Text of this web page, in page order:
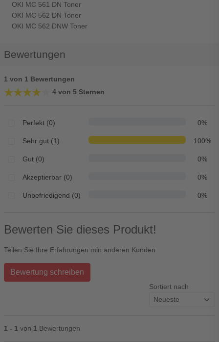
OKI MC 561 DN Toner
OKI MC 562 DN Toner
OKI MC 562 DNW Toner
Bewertungen
1 von 1 Bewertungen
★★★★★
★★★★★ 4 von 5 Sternen
Perfekt (0) 0%
Sehr gut (1) 100%
Gut (0) 0%
Akzeptierbar (0) 0%
Unbefriedigend (0) 0%
Bewerten Sie dieses Produkt!
Teilen Sie Ihre Erfahrungen min anderen Kunden
Bewertung schreiben
Sortiert nach
1 - 1 von 1 Bewertungen